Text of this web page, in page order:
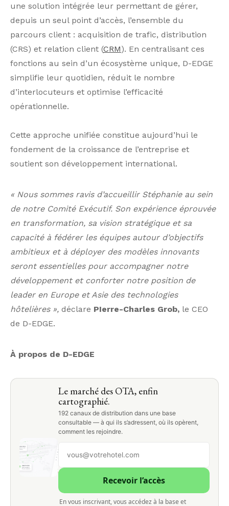
une solution intégrée leur permettant de gérer,
depuis un seul point d’accès, l’ensemble du
parcours client : acquisition de trafic, distribution
(CRS) et relation client (CRM). En centralisant ces
fonctions au sein d’un écosystème unique, D-EDGE
simplifie leur quotidien, réduit le nombre
d’interlocuteurs et optimise l’efficacité
opérationnelle.
Cette approche unifiée constitue aujourd’hui le
fondement de la croissance de l’entreprise et
soutient son développement international.
« Nous sommes ravis d’accueillir Stéphanie au sein
de notre Comité Exécutif. Son expérience éprouvée
en transformation, sa vision stratégique et sa
capacité à fédérer les équipes autour d’objectifs
ambitieux et à déployer des modèles innovants
seront essentielles pour accompagner notre
développement et conforter notre position de
leader en Europe et Asie des technologies
hôtelières », déclare PIerre-Charles Grob, le CEO
de D-EDGE.
À propos de D-EDGE
Le marché des OTA, enfin
cartographié.
192 canaux de distribution dans une base
consultable — à qui ils s’adressent, où ils opèrent,
comment les rejoindre.
Recevoir l’accès
En vous inscrivant, vous accédez à la base et